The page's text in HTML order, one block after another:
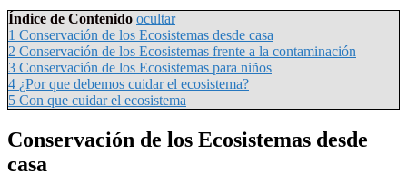
Índice de Contenido ocultar
1 Conservación de los Ecosistemas desde casa
2 Conservación de los Ecosistemas frente a la contaminación
3 Conservación de los Ecosistemas para niños
4 ¿Por que debemos cuidar el ecosistema?
5 Con que cuidar el ecosistema
Conservación de los Ecosistemas desde
casa